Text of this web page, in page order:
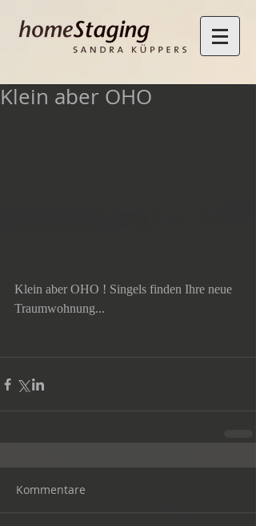
Klein aber OHO
Klein aber OHO ! Singels finden Ihre neue
Traumwohnung...
Kommentare